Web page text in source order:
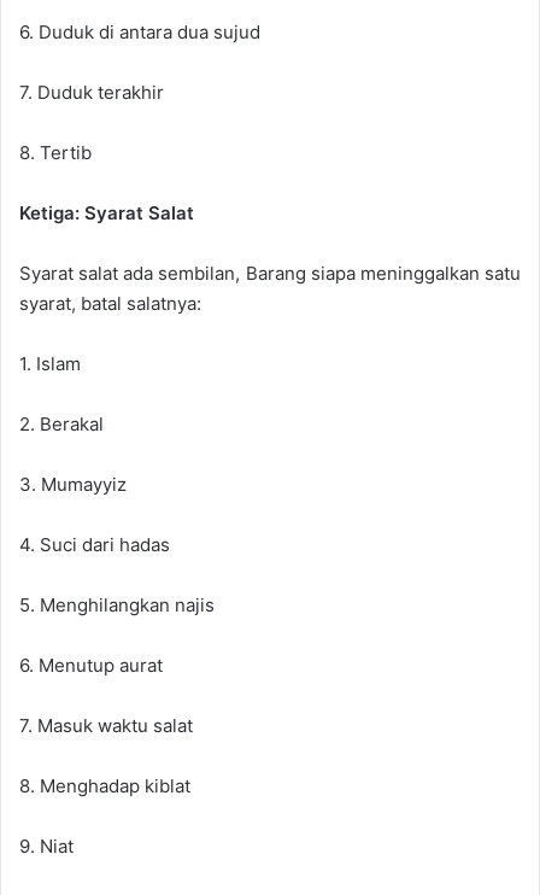
6. Duduk di antara dua sujud
7. Duduk terakhir
8. Tertib
Ketiga: Syarat Salat
Syarat salat ada sembilan, Barang siapa meninggalkan satu
syarat, batal salatnya:
1. Islam
2. Berakal
3. Mumayyiz
4. Suci dari hadas
5. Menghilangkan najis
6. Menutup aurat
7. Masuk waktu salat
8. Menghadap kiblat
9. Niat